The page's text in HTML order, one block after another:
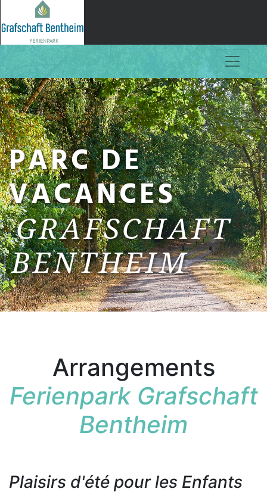
PARC DE
VACANCES
GRAFSCHAFT
BENTHEIM
Arrangements
Ferienpark Grafschaft
Bentheim
Plaisirs d'été pour les Enfants